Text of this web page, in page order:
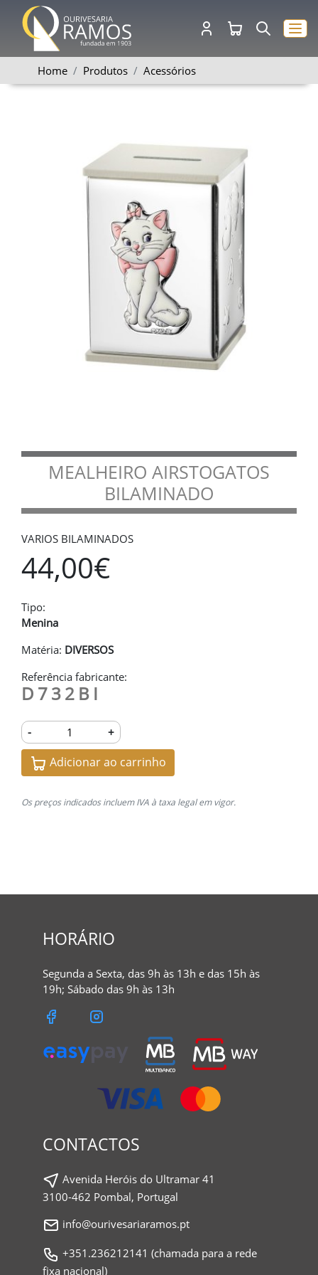
Home Produtos Acessórios
MEALHEIRO AIRSTOGATOS
BILAMINADO
VARIOS BILAMINADOS
44,00€
Tipo:
Menina
Matéria: DIVERSOS
Referência fabricante:
D732BI
- +
Adicionar ao carrinho
Os preços indicados incluem IVA à taxa legal em vigor.
HORÁRIO
Segunda a Sexta, das 9h às 13h e das 15h às
19h; Sábado das 9h às 13h
CONTACTOS
Avenida Heróis do Ultramar 41
3100-462 Pombal, Portugal
info@ourivesariaramos.pt
+351.236212141 (chamada para a rede
fixa nacional)